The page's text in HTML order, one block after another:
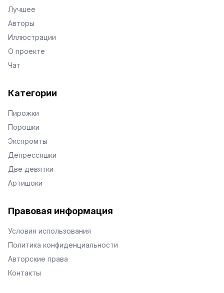
Лучшее
Авторы
Иллюстрации
О проекте
Чат
Категории
Пирожки
Порошки
Экспромты
Депрессяшки
Две девятки
Артишоки
Правовая информация
Условия использования
Политика конфиденциальности
Авторские права
Контакты